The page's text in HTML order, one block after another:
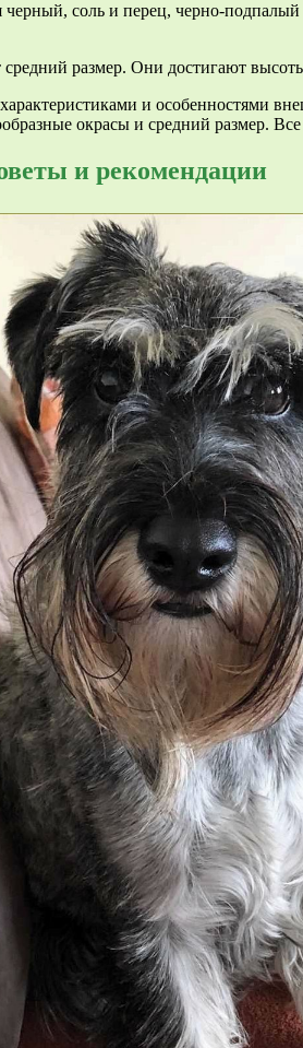
соль и перец, черно-
размер. Они достигают
и особенностями
окрасы и средний размер.
и рекомендации